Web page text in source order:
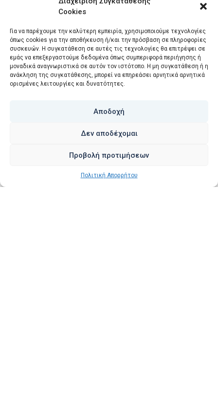
Cookies
Για να παρέχουμε την καλύτερη εμπειρία, χρησιμοποιούμε τεχνολογίες
όπως cookies για την αποθήκευση ή/και την πρόσβαση σε πληροφορίες
συσκευών. Η συγκατάθεση σε αυτές τις τεχνολογίες θα επιτρέψει σε
εμάς να επεξεργαστούμε δεδομένα όπως συμπεριφορά περιήγησης ή
μοναδικά αναγνωριστικά σε αυτόν τον ιστότοπο. Η μη συγκατάθεση ή η
ανάκληση της συγκατάθεσης, μπορεί να επηρεάσει αρνητικά αρνητικά
ορισμένες λειτουργίες και δυνατότητες.
Αποδοχή
Δεν αποδέχομαι
Προβολή προτιμήσεων
Πολιτική Απορρήτου
09/03/2016
στη Μετάφραση: Η
περίπτωση της Κινεζικής
Διαβάστε περισσότερα